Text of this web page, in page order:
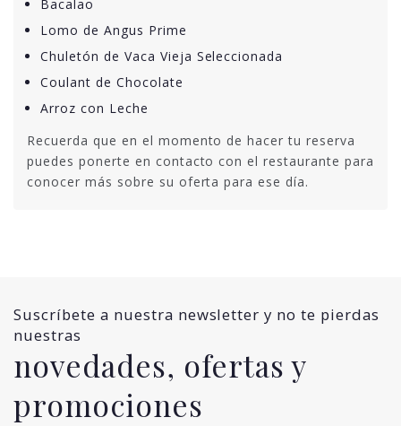
Bacalao
Lomo de Angus Prime
Chuletón de Vaca Vieja Seleccionada
Coulant de Chocolate
Arroz con Leche
Recuerda que en el momento de hacer tu reserva
puedes ponerte en contacto con el restaurante para
conocer más sobre su oferta para ese día.
Suscríbete a nuestra newsletter y no te pierdas
nuestras
novedades, ofertas y
promociones